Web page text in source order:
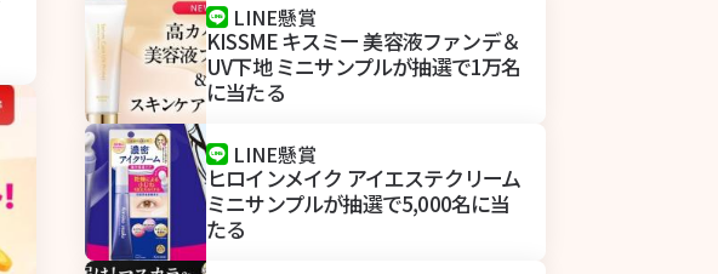
LINE懸賞
KISSME キスミー 美容液ファンデ＆
UV下地 ミニサンプルが抽選で1万名
に当たる
LINE懸賞
ヒロインメイク アイエステクリーム
ミニサンプルが抽選で5,000名に当
たる